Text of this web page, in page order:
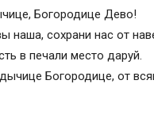
Богородице Дево!
наша, сохрани нас от
в печали место даруй.
Богородице, от